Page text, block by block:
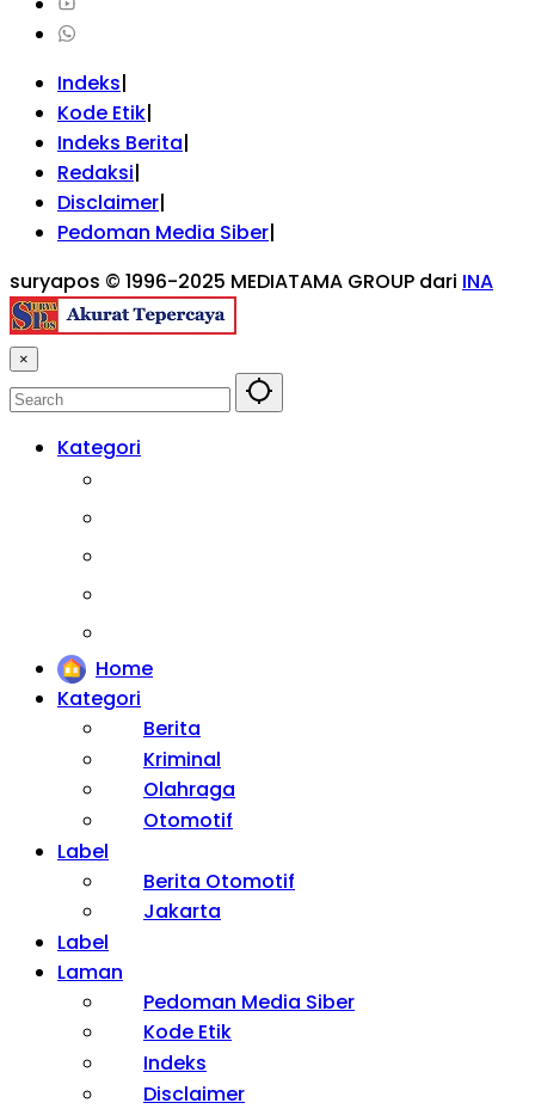
Indeks
Kode Etik
Indeks Berita
Redaksi
Disclaimer
Pedoman Media Siber
suryapos © 1996-2025 MEDIATAMA GROUP dari INA
×
Kategori
Home
Kategori
Berita
Kriminal
Olahraga
Otomotif
Label
Berita Otomotif
Jakarta
Label
Laman
Pedoman Media Siber
Kode Etik
Indeks
Disclaimer